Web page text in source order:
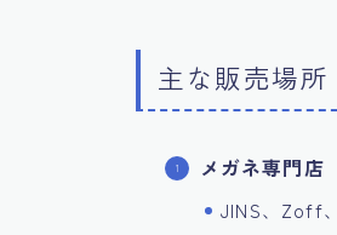
主な販売場所
メガネ専門店
JINS、Zoff